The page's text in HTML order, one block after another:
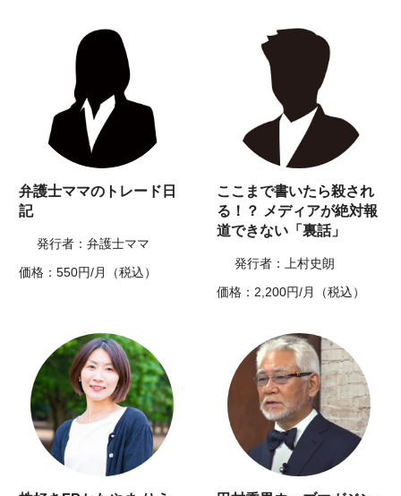
弁護士ママのトレード日
記
発行者：弁護士ママ
価格：550円/月（税込）
ここまで書いたら殺され
る！？ メディアが絶対報
道できない「裏話」
発行者：上村史朗
価格：2,200円/月（税込）